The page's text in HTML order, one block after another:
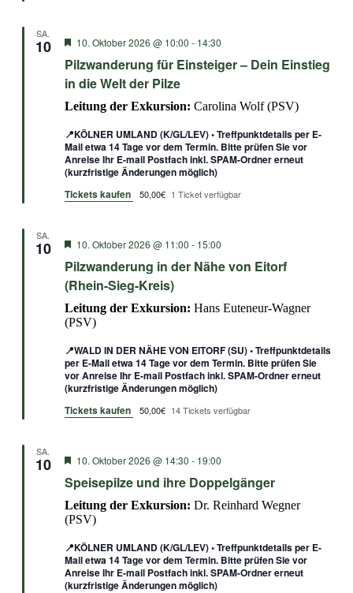
SA.
10 Empfohlen
10. Oktober 2026 @ 10:00 - 14:30
Pilzwanderung für Einsteiger – Dein Einstieg
in die Welt der Pilze
Leitung der Exkursion: Carolina Wolf (PSV)
📍KÖLNER UMLAND (K/GL/LEV) • Treffpunktdetails per E-
Mail etwa 14 Tage vor dem Termin. Bitte prüfen Sie vor
Anreise Ihr E-mail Postfach inkl. SPAM-Ordner erneut
(kurzfristige Änderungen möglich)
Tickets kaufen
50,00€ 1 Ticket verfügbar
SA.
10 Empfohlen
10. Oktober 2026 @ 11:00 - 15:00
Pilzwanderung in der Nähe von Eitorf
(Rhein-Sieg-Kreis)
Leitung der Exkursion: Hans Euteneur-Wagner
(PSV)
📍WALD IN DER NÄHE VON EITORF (SU) • Treffpunktdetails
per E-Mail etwa 14 Tage vor dem Termin. Bitte prüfen Sie
vor Anreise Ihr E-mail Postfach inkl. SPAM-Ordner erneut
(kurzfristige Änderungen möglich)
Tickets kaufen
50,00€ 14 Tickets verfügbar
SA.
10 Empfohlen
10. Oktober 2026 @ 14:30 - 19:00
Speisepilze und ihre Doppelgänger
Leitung der Exkursion: Dr. Reinhard Wegner
(PSV)
📍KÖLNER UMLAND (K/GL/LEV) • Treffpunktdetails per E-
Mail etwa 14 Tage vor dem Termin. Bitte prüfen Sie vor
Anreise Ihr E-mail Postfach inkl. SPAM-Ordner erneut
(kurzfristige Änderungen möglich)